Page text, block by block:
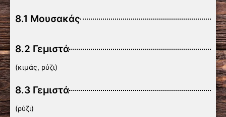
8.1 Μουσακάς
8.2 Γεμιστά
(κιμάς, ρύζι)
8.3 Γεμιστά
(ρύζι)